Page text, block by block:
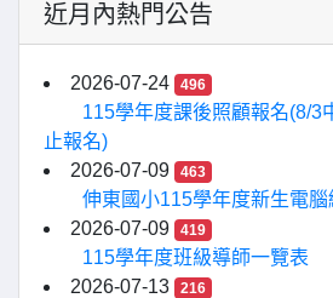
近月內熱門公告
2026-07-24 496
115學年度課後照顧報名(8/3
止報名)
2026-07-09
463
伸東國小115學年度新生電
2026-07-09
419
115學年度班級導師一覽表
2026-07-13
216